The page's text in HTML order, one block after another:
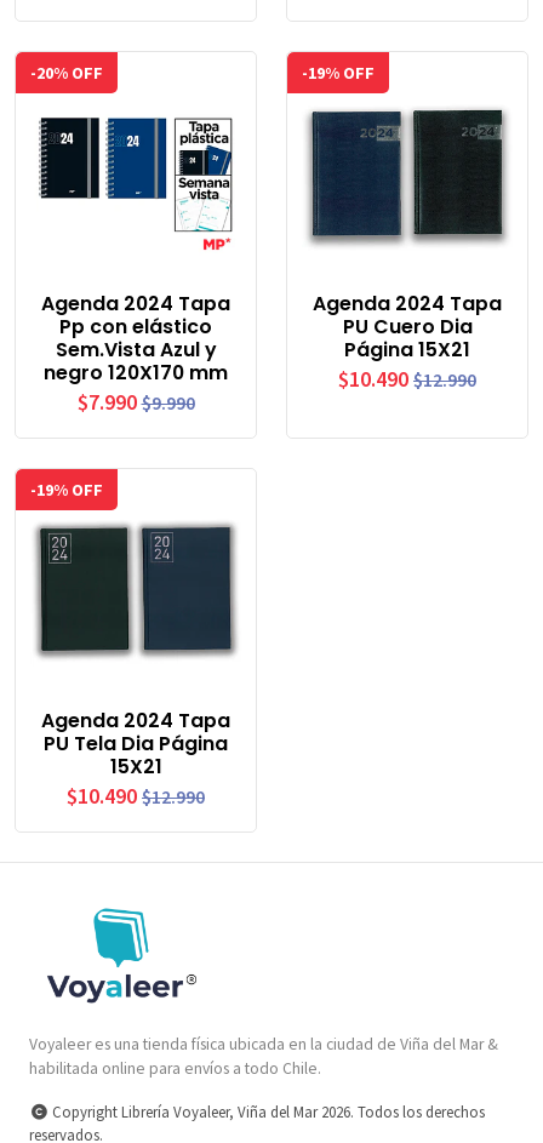
-20% OFF
Agenda 2024 Tapa
Pp con elástico
Sem.Vista Azul y
negro 120X170 mm
$7.990 $9.990
-19% OFF
Agenda 2024 Tapa
PU Cuero Dia
Página 15X21
$10.490 $12.990
-19% OFF
Agenda 2024 Tapa
PU Tela Dia Página
15X21
$10.490 $12.990
Voyaleer es una tienda física ubicada en la ciudad de Viña del Mar &
habilitada online para envíos a todo Chile.
Copyright Librería Voyaleer, Viña del Mar 2026. Todos los derechos
reservados.